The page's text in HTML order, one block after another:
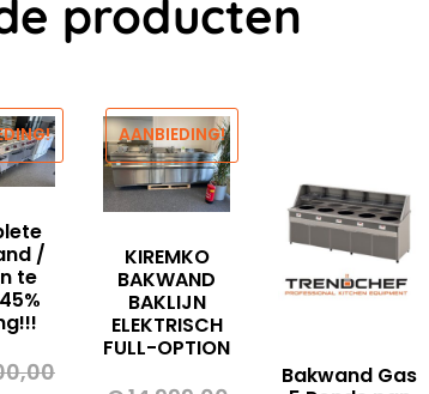
producten
/
te
AANBIEDING!
KIREMKO
BAKWAND
BAKLIJN
ELEKTRISCH
FULL-OPTION
Bakwand Gas